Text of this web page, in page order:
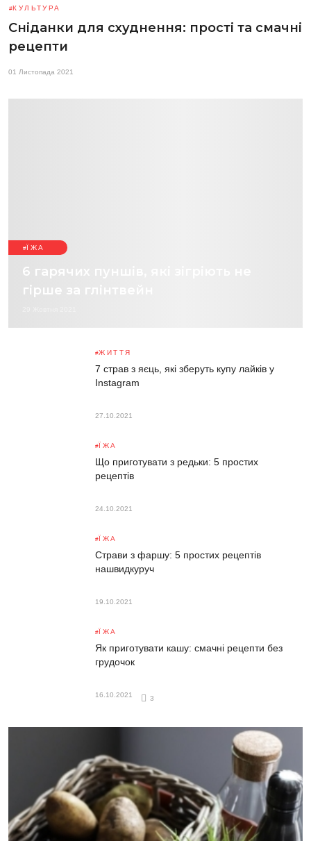
КУЛЬТУРА
Сніданки для схуднення: прості та смачні
рецепти
01 Листопада 2021
ЇЖА
6 гарячих пуншів, які зігріють не
гірше за глінтвейн
ЖИТТЯ
7 страв з яєць, які зберуть купу лайків у
Instagram
27.10.2021
ЇЖА
Що приготувати з редьки: 5 простих
рецептів
24.10.2021
ЇЖА
Страви з фаршу: 5 простих рецептів
нашвидкуруч
19.10.2021
ЇЖА
Як приготувати кашу: смачні рецепти без
грудочок
16.10.2021
3